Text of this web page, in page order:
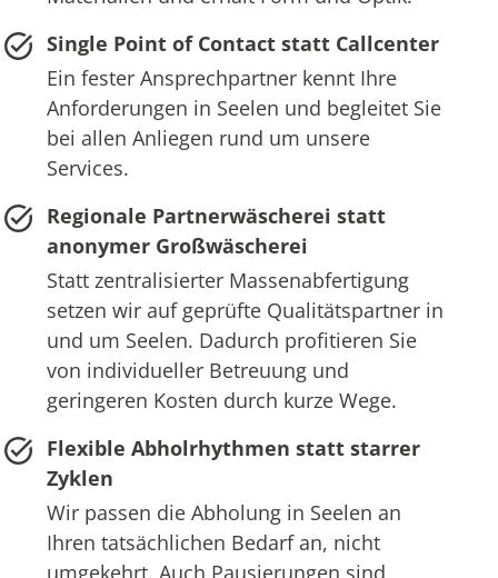
Single Point of Contact statt Callcenter
Ein fester Ansprechpartner kennt Ihre
Anforderungen in Seelen und begleitet Sie
bei allen Anliegen rund um unsere
Services.
Regionale Partnerwäscherei statt
anonymer Großwäscherei
Statt zentralisierter Massenabfertigung
setzen wir auf geprüfte Qualitätspartner in
und um Seelen. Dadurch profitieren Sie
von individueller Betreuung und
geringeren Kosten durch kurze Wege.
Flexible Abholrhythmen statt starrer
Zyklen
Wir passen die Abholung in Seelen an
Ihren tatsächlichen Bedarf an, nicht